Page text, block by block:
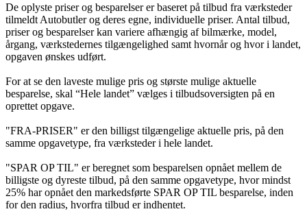
De oplyste priser og besparelser er baseret på tilbud fra værksteder
tilmeldt Autobutler og deres egne, individuelle priser. Antal tilbud,
priser og besparelser kan variere afhængig af bilmærke, model,
årgang, værkstedernes tilgængelighed samt hvornår og hvor i landet,
opgaven ønskes udført.
For at se den laveste mulige pris og største mulige aktuelle
besparelse, skal “Hele landet” vælges i tilbudsoversigten på en
oprettet opgave.
"FRA-PRISER" er den billigst tilgængelige aktuelle pris, på den
samme opgavetype, fra værksteder i hele landet.
"SPAR OP TIL" er beregnet som besparelsen opnået mellem de
billigste og dyreste tilbud, på den samme opgavetype, hvor mindst
25% har opnået den markedsførte SPAR OP TIL besparelse, inden
for den radius, hvorfra tilbud er indhentet.